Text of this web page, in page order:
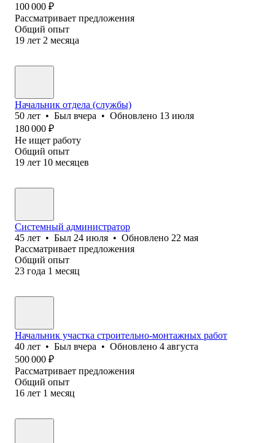
100 000 ₽
Рассматривает предложения
Общий опыт
19 лет 2 месяца
Начальник отдела (службы)
50 лет • Был вчера • Обновлено 13 июля
180 000 ₽
Не ищет работу
Общий опыт
19 лет 10 месяцев
Системный администратор
45 лет • Был 24 июля • Обновлено 22 мая
Рассматривает предложения
Общий опыт
23 года 1 месяц
Начальник участка строительно-монтажных работ
40 лет • Был вчера • Обновлено 4 августа
500 000 ₽
Рассматривает предложения
Общий опыт
16 лет 1 месяц